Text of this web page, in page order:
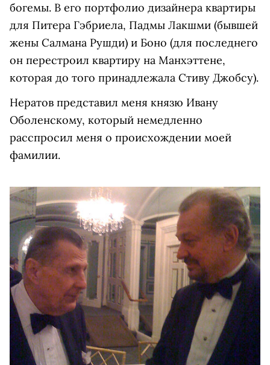
богемы. В его портфолио дизайнера квартиры
для Питера Гэбриела, Падмы Лакшми (бывшей
жены Салмана Рушди) и Боно (для последнего
он перестроил квартиру на Манхэттене,
которая до того принадлежала Стиву Джобсу).
Нератов представил меня князю Ивану
Оболенскому, который немедленно
расспросил меня о происхождении моей
фамилии.